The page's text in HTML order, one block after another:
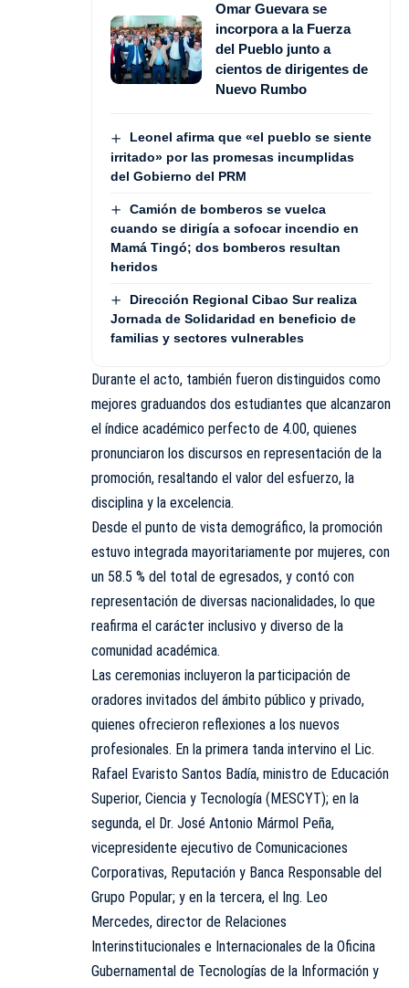
Omar Guevara se
incorpora a la Fuerza
del Pueblo junto a
cientos de dirigentes de
Nuevo Rumbo
Leonel afirma que «el pueblo se siente
irritado» por las promesas incumplidas
del Gobierno del PRM
Camión de bomberos se vuelca
cuando se dirigía a sofocar incendio en
Mamá Tingó; dos bomberos resultan
heridos
Dirección Regional Cibao Sur realiza
Jornada de Solidaridad en beneficio de
familias y sectores vulnerables
Durante el acto, también fueron distinguidos como
mejores graduandos dos estudiantes que alcanzaron
el índice académico perfecto de 4.00, quienes
pronunciaron los discursos en representación de la
promoción, resaltando el valor del esfuerzo, la
disciplina y la excelencia.
Desde el punto de vista demográfico, la promoción
estuvo integrada mayoritariamente por mujeres, con
un 58.5 % del total de egresados, y contó con
representación de diversas nacionalidades, lo que
reafirma el carácter inclusivo y diverso de la
comunidad académica.
Las ceremonias incluyeron la participación de
oradores invitados del ámbito público y privado,
quienes ofrecieron reflexiones a los nuevos
profesionales. En la primera tanda intervino el Lic.
Rafael Evaristo Santos Badía, ministro de Educación
Superior, Ciencia y Tecnología (MESCYT); en la
segunda, el Dr. José Antonio Mármol Peña,
vicepresidente ejecutivo de Comunicaciones
Corporativas, Reputación y Banca Responsable del
Grupo Popular; y en la tercera, el Ing. Leo
Mercedes, director de Relaciones
Interinstitucionales e Internacionales de la Oficina
Gubernamental de Tecnologías de la Información y